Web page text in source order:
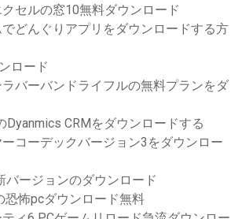
セルの窓10無料ダウンロード
どんぐりアプリをダウンロードする方
ロード
バーバンドライフルの無料プランをダ
Dyanmics CRMをダウンロードする
コーデックバージョン3をダウンロー
バージョンのダウンロード
恐怖pcダウンロード無料